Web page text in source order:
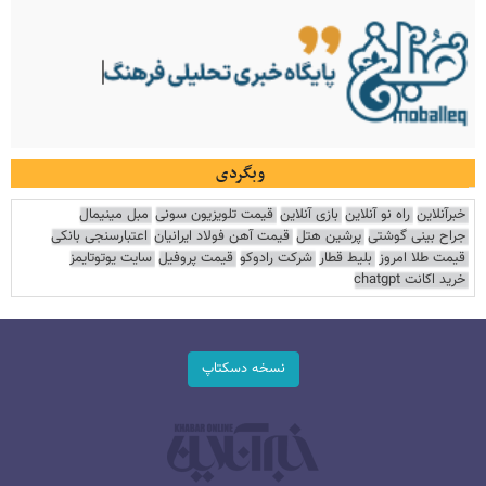
وبگردی
خبرآنلاین راه نو آنلاین بازی آنلاین قیمت تلویزیون سونی مبل مینیمال
جراح بینی گوشتی پرشین هتل قیمت آهن فولاد ایرانیان اعتبارسنجی بانکی
قیمت طلا امروز بلیط قطار شرکت رادوکو قیمت پروفیل سایت یوتوتایمز
خرید اکانت chatgpt
نسخه دسکتاپ